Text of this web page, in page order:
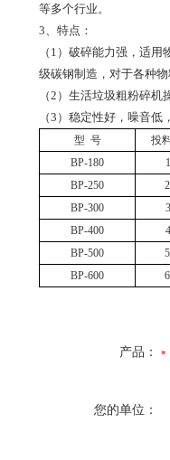
等多个行业。
3、特点：
（1）破碎能力强，适
级碳钢制造，对于各种
（2）生活垃圾粗粉碎
（3）稳定性好，噪音
型 号
投
BP-180
BP-250
BP-300
BP-400
BP-500
BP-600
产品：
您的单位：